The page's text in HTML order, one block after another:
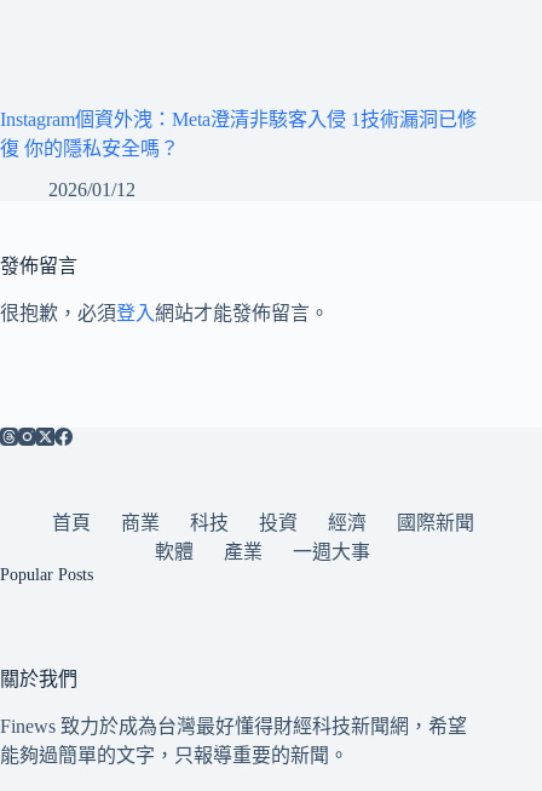
Instagram個資外洩：Meta澄清非駭客入侵 1技術漏洞已修
復 你的隱私安全嗎？
2026/01/12
發佈留言
很抱歉，必須登入網站才能發佈留言。
首頁 商業 科技 投資 經濟
國際新聞
軟體
產業 一週大事
Popular Posts
關於我們
Finews 致力於成為台灣最好懂得財經科技新聞網，希望
能夠過簡單的文字，只報導重要的新聞。